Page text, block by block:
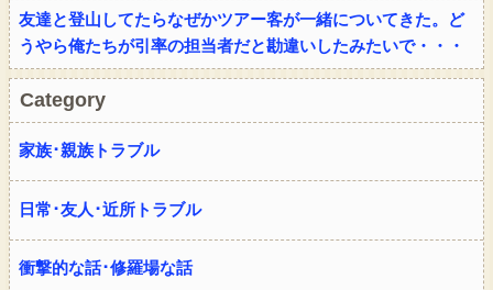
友達と登山してたらなぜかツアー客が一緒についてきた。ど
うやら俺たちが引率の担当者だと勘違いしたみたいで・・・
Category
家族･親族トラブル
日常･友人･近所トラブル
衝撃的な話･修羅場な話